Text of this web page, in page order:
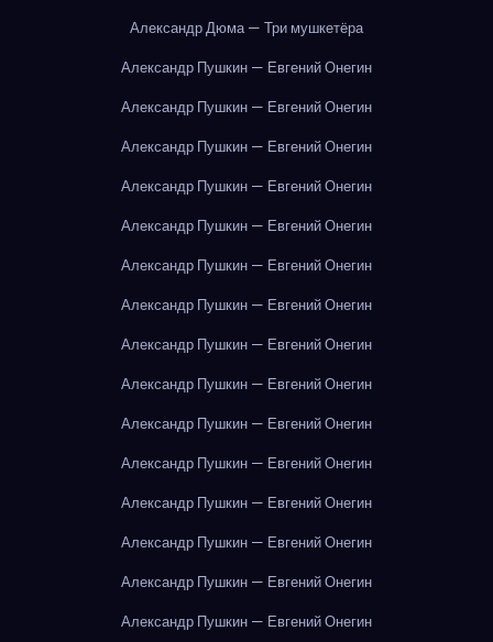
Александр Дюма — Три мушкетёра
Александр Пушкин — Евгений Онегин
Александр Пушкин — Евгений Онегин
Александр Пушкин — Евгений Онегин
Александр Пушкин — Евгений Онегин
Александр Пушкин — Евгений Онегин
Александр Пушкин — Евгений Онегин
Александр Пушкин — Евгений Онегин
Александр Пушкин — Евгений Онегин
Александр Пушкин — Евгений Онегин
Александр Пушкин — Евгений Онегин
Александр Пушкин — Евгений Онегин
Александр Пушкин — Евгений Онегин
Александр Пушкин — Евгений Онегин
Александр Пушкин — Евгений Онегин
Александр Пушкин — Евгений Онегин